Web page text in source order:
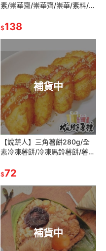
素/崇華齋/崇華齊/崇華/素料/素
冷凍素食料理/素豆雞
$138
補貨中
【說蔬人】三角薯餅280g/全
素冷凍薯餅/冷凍馬鈴薯餅/薯
食品/馬鈴薯餅
$72
補貨中